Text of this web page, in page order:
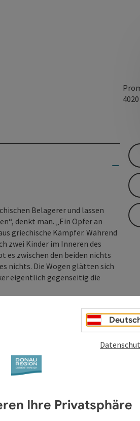
4020
Belagerer und lassen
denkt man. „Ein Opfer an
griechische Kämpfer. Während
zwei Kinder im Inneren des
es zwischen den beiden nichts
nichts. Die Wogen glätten sich
eigentlich gegenseitig die
Protagonist:innen. Es sind
haben. Sprachgewandt
gemeinsamer Geschichten
Ihre Privatsphäre